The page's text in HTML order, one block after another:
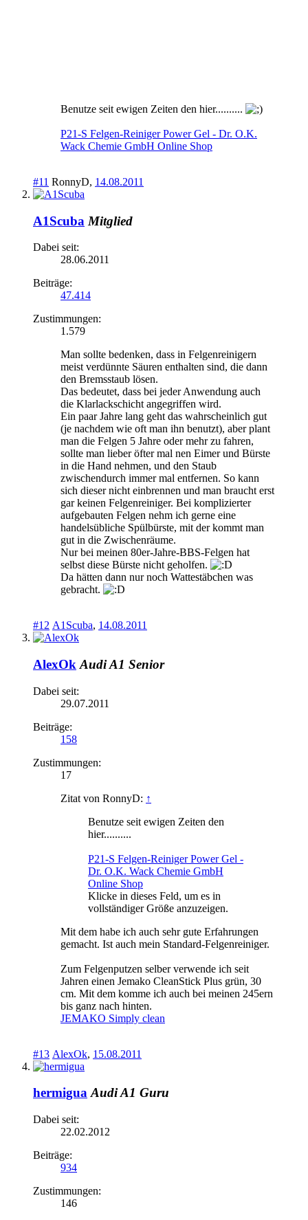
Benutze seit ewigen Zeiten den hier..........
P21-S Felgen-Reiniger Power Gel - Dr. O.K.
Wack Chemie GmbH Online Shop
#11 RonnyD, 14.08.2011
A1Scuba Mitglied
Dabei seit:
28.06.2011
Beiträge:
47.414
Zustimmungen:
1.579
Man sollte bedenken, dass in Felgenreinigern
meist verdünnte Säuren enthalten sind, die dann
den Bremsstaub lösen.
Das bedeutet, dass bei jeder Anwendung auch
die Klarlackschicht angegriffen wird.
Ein paar Jahre lang geht das wahrscheinlich gut
(je nachdem wie oft man ihn benutzt), aber plant
man die Felgen 5 Jahre oder mehr zu fahren,
sollte man lieber öfter mal nen Eimer und Bürste
in die Hand nehmen, und den Staub
zwischendurch immer mal entfernen. So kann
sich dieser nicht einbrennen und man braucht erst
gar keinen Felgenreiniger. Bei komplizierter
aufgebauten Felgen nehm ich gerne eine
handelsübliche Spülbürste, mit der kommt man
gut in die Zwischenräume.
Nur bei meinen 80er-Jahre-BBS-Felgen hat
selbst diese Bürste nicht geholfen.
Da hätten dann nur noch Wattestäbchen was
gebracht.
#12 A1Scuba, 14.08.2011
AlexOk Audi A1 Senior
Dabei seit:
29.07.2011
Beiträge:
158
Zustimmungen:
17
Zitat von RonnyD: ↑
Benutze seit ewigen Zeiten den
hier..........
P21-S Felgen-Reiniger Power Gel -
Dr. O.K. Wack Chemie GmbH
Online Shop
Klicke in dieses Feld, um es in
vollständiger Größe anzuzeigen.
Mit dem habe ich auch sehr gute Erfahrungen
gemacht. Ist auch mein Standard-Felgenreiniger.
Zum Felgenputzen selber verwende ich seit
Jahren einen Jemako CleanStick Plus grün, 30
cm. Mit dem komme ich auch bei meinen 245ern
bis ganz nach hinten.
JEMAKO Simply clean
#13 AlexOk, 15.08.2011
hermigua Audi A1 Guru
Dabei seit:
22.02.2012
Beiträge:
934
Zustimmungen:
146